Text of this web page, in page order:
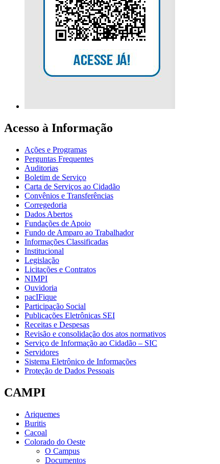
Acesso à Informação
Ações e Programas
Perguntas Frequentes
Auditorias
Boletim de Serviço
Carta de Serviços ao Cidadão
Convênios e Transferências
Corregedoria
Dados Abertos
Fundações de Apoio
Fundo de Amparo ao Trabalhador
Informações Classificadas
Institucional
Legislação
Licitações e Contratos
NIMPI
Ouvidoria
pacIFique
Participação Social
Publicações Eletrônicas SEI
Receitas e Despesas
Revisão e consolidação dos atos normativos
Serviço de Informação ao Cidadão – SIC
Servidores
Sistema Eletrônico de Informações
Proteção de Dados Pessoais
CAMPI
Ariquemes
Buritis
Cacoal
Colorado do Oeste
O Campus
Documentos